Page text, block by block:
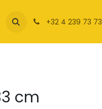
+32 4 239 73 73
cm